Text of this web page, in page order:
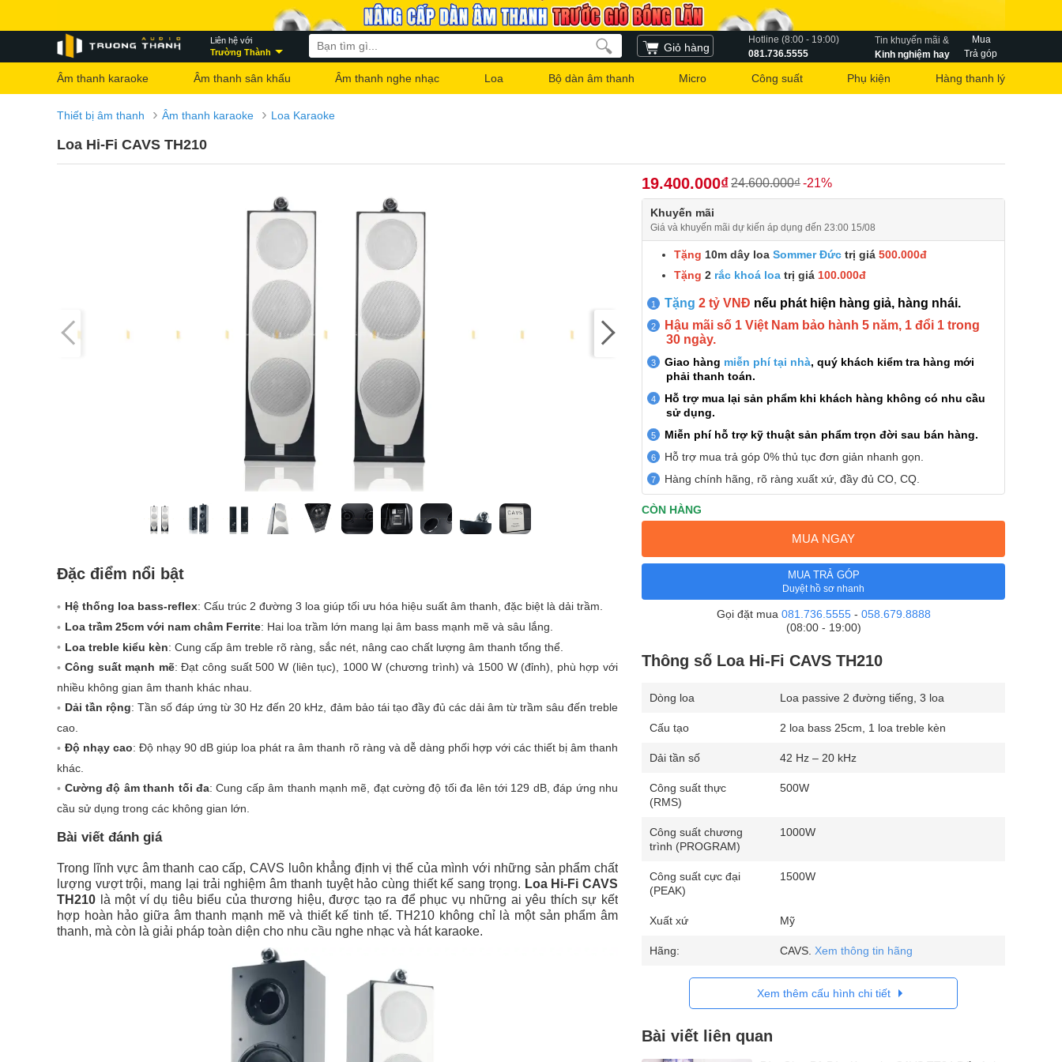
Liên hệ với
Trường Thành
Giỏ hàng
Hotline (8:00 - 19:00)
081.736.5555
Tin khuyến mãi &
Kinh nghiệm hay
Mua
Trả góp
Âm thanh karaoke Âm thanh sân khấu Âm thanh nghe nhạc Loa Bộ dàn âm thanh Micro Công suất Phụ kiện Hàng thanh lý
Thiết bị âm thanh › Âm thanh karaoke › Loa Karaoke
Loa Hi-Fi CAVS TH210
Đặc điểm nổi bật
Hệ thống loa bass-reflex: Cấu trúc 2 đường 3 loa giúp tối ưu hóa hiệu suất âm thanh, đặc biệt là dải trầm.
Loa trầm 25cm với nam châm Ferrite: Hai loa trầm lớn mang lại âm bass mạnh mẽ và sâu lắng.
Loa treble kiểu kèn: Cung cấp âm treble rõ ràng, sắc nét, nâng cao chất lượng âm thanh tổng thể.
Công suất mạnh mẽ: Đạt công suất 500 W (liên tục), 1000 W (chương trình) và 1500 W (đỉnh), phù hợp với
nhiều không gian âm thanh khác nhau.
Dải tần rộng: Tần số đáp ứng từ 30 Hz đến 20 kHz, đảm bảo tái tạo đầy đủ các dải âm từ trầm sâu đến treble
cao.
Độ nhạy cao: Độ nhạy 90 dB giúp loa phát ra âm thanh rõ ràng và dễ dàng phối hợp với các thiết bị âm thanh
khác.
Cường độ âm thanh tối đa: Cung cấp âm thanh mạnh mẽ, đạt cường độ tối đa lên tới 129 dB, đáp ứng nhu
cầu sử dụng trong các không gian lớn.
Bài viết đánh giá
Trong lĩnh vực âm thanh cao cấp, CAVS luôn khẳng định vị thế của mình với những sản phẩm chất
lượng vượt trội, mang lại trải nghiệm âm thanh tuyệt hảo cùng thiết kế sang trọng. Loa Hi-Fi CAVS
TH210 là một ví dụ tiêu biểu của thương hiệu, được tạo ra để phục vụ những ai yêu thích sự kết
hợp hoàn hảo giữa âm thanh mạnh mẽ và thiết kế tinh tế. TH210 không chỉ là một sản phẩm âm
thanh, mà còn là giải pháp toàn diện cho nhu cầu nghe nhạc và hát karaoke.
19.400.000₫24.600.000₫-21%
Khuyến mãi
Giá và khuyến mãi dự kiến áp dụng đến 23:00 15/08
Tặng 10m dây loa Sommer Đức trị giá 500.000đ
Tặng 2 rắc khoá loa trị giá 100.000đ
Tặng 2 tỷ VNĐ nếu phát hiện hàng giả, hàng nhái.
Hậu mãi số 1 Việt Nam bảo hành 5 năm, 1 đổi 1 trong
30 ngày.
Giao hàng miễn phí tại nhà, quý khách kiểm tra hàng mới
phải thanh toán.
Hỗ trợ mua lại sản phẩm khi khách hàng không có nhu cầu
sử dụng.
Miễn phí hỗ trợ kỹ thuật sản phẩm trọn đời sau bán hàng.
Hỗ trợ mua trả góp 0% thủ tục đơn giản nhanh gọn.
Hàng chính hãng, rõ ràng xuất xứ, đầy đủ CO, CQ.
CÒN HÀNG
MUA NGAY
MUA TRẢ GÓP
Duyệt hồ sơ nhanh
Gọi đặt mua 081.736.5555- 058.679.8888
(08:00 - 19:00)
Thông số Loa Hi-Fi CAVS TH210
Dòng loa Loa passive 2 đường tiếng, 3 loa
Cấu tạo 2 loa bass 25cm, 1 loa treble kèn
Dải tần số 42 Hz – 20 kHz
Công suất thực
(RMS)
500W
Công suất chương
trình (PROGRAM)
1000W
Công suất cực đại
(PEAK)
1500W
Xuất xứ Mỹ
Hãng: CAVS. Xem thông tin hãng
Xem thêm cấu hình chi tiết
Bài viết liên quan